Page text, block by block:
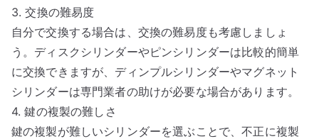
3. 交換の難易度
自分で交換する場合は、交換の難易度も考慮しましょ
う。ディスクシリンダーやピンシリンダーは比較的簡単
に交換できますが、ディンプルシリンダーやマグネット
シリンダーは専門業者の助けが必要な場合があります。
4. 鍵の複製の難しさ
鍵の複製が難しいシリンダーを選ぶことで、不正に複製